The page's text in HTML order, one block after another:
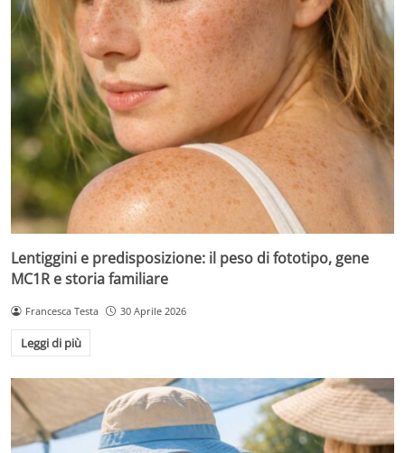
Lentiggini e predisposizione: il peso di fototipo, gene
MC1R e storia familiare
Francesca Testa 30 Aprile 2026
Leggi di più